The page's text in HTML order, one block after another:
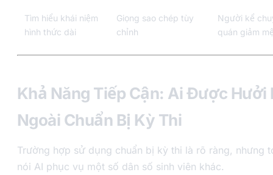
Tìm hiểu khái niệm
hình thức dài
Giọng sao chép tùy
chỉnh
Người kể
quán giảm
Khả Năng Tiếp Cận: Ai Được Hưởi
Ngoài Chuẩn Bị Kỳ Thi
Trường hợp sử dụng chuẩn bị kỳ thi là rõ ràng, nhưng
nói AI phục vụ một số dân số sinh viên khác.